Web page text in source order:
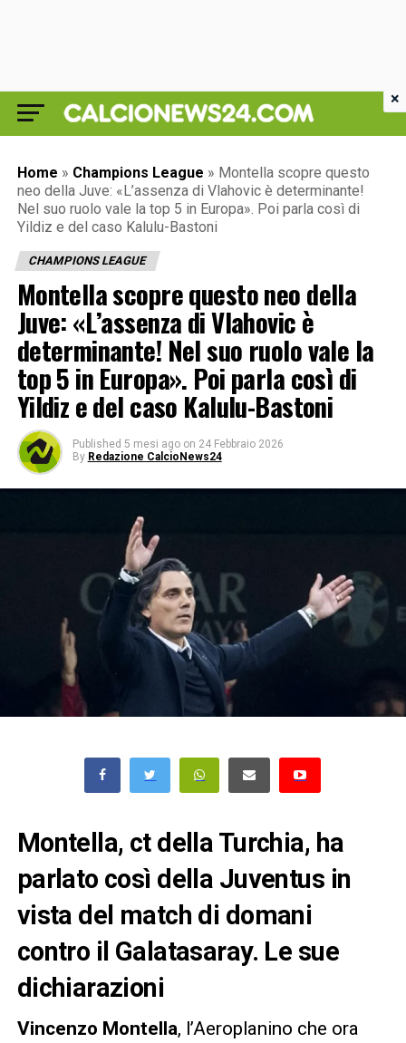
Home » Champions League » Montella scopre questo
neo della Juve: «L’assenza di Vlahovic è determinante!
Nel suo ruolo vale la top 5 in Europa». Poi parla così di
Yildiz e del caso Kalulu-Bastoni
CHAMPIONS LEAGUE
Montella scopre questo neo della
Juve: «L’assenza di Vlahovic è
determinante! Nel suo ruolo vale la
top 5 in Europa». Poi parla così di
Yildiz e del caso Kalulu-Bastoni
Published 5 mesi ago on 24 Febbraio 2026
By Redazione CalcioNews24
Montella, ct della Turchia, ha
parlato così della Juventus in
vista del match di domani
contro il Galatasaray. Le sue
dichiarazioni
Vincenzo Montella, l’Aeroplanino che ora
×